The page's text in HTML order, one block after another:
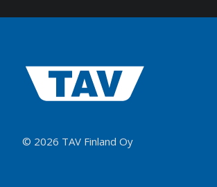
© 2026 TAV Finland Oy